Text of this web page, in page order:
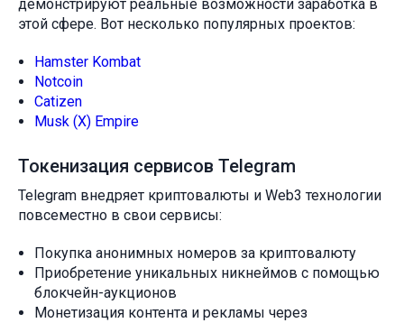
демонстрируют реальные возможности заработка в
этой сфере. Вот несколько популярных проектов:
Hamster Kombat
Notcoin
Catizen
Musk (X) Empire
Токенизация сервисов Telegram
Telegram внедряет криптовалюты и Web3 технологии
повсеместно в свои сервисы:
Покупка анонимных номеров за криптовалюту
Приобретение уникальных никнеймов с помощью
блокчейн-аукционов
Монетизация контента и рекламы через